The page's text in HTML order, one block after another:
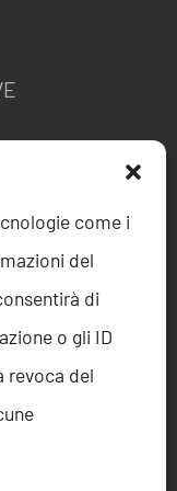
come i
del
di
o gli ID
revoca del